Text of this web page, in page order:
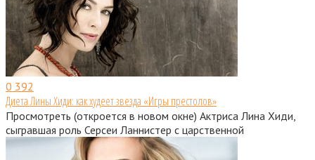
0 392
Диета Лины Хиди: как худеет звезда «Игры престолов»
Просмотреть (откроется в новом окне) Актриса Лина Хиди,
сыгравшая роль Серсеи Ланнистер с царственной